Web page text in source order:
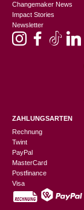
Changemaker News
Impact Stories
Newsletter
ZAHLUNGSARTEN
Rechnung
Twint
PayPal
MasterCard
Postfinance
Visa